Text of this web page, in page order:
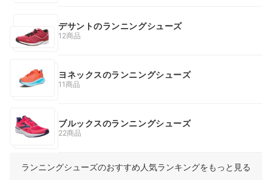
デサントのランニングシューズ
12商品
ヨネックスのランニングシューズ
11商品
ブルックスのランニングシューズ
22商品
ランニングシューズのおすすめ人気ランキングをもっと見る